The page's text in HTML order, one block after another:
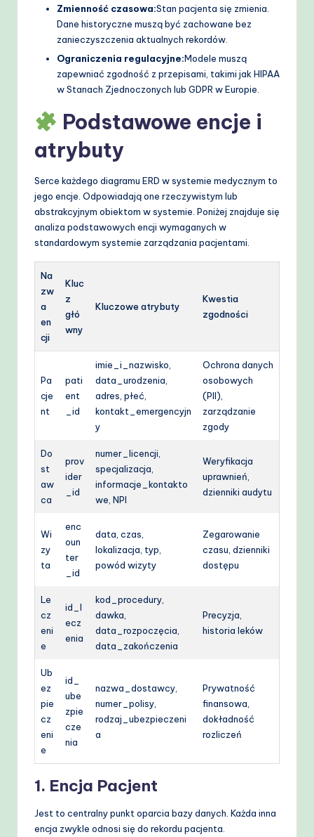
Zmienność czasowa:Stan pacjenta się zmienia.
Dane historyczne muszą być zachowane bez
zanieczyszczenia aktualnych rekordów.
Ograniczenia regulacyjne:Modele muszą
zapewniać zgodność z przepisami, takimi jak HIPAA
w Stanach Zjednoczonych lub GDPR w Europie.
Podstawowe encje i
atrybuty
Serce każdego diagramu ERD w systemie medycznym to
jego encje. Odpowiadają one rzeczywistym lub
abstrakcyjnym obiektom w systemie. Poniżej znajduje się
analiza podstawowych encji wymaganych w
standardowym systemie zarządzania pacjentami.
Na
zw
a
en
cji
Kluc
z
głó
wny
Kluczowe atrybuty
Kwestia
zgodności
Pa
cje
nt
pati
ent
_id
imie_i_nazwisko,
data_urodzenia,
adres, płeć,
kontakt_emergencyjn
y
Ochrona danych
osobowych
(PII),
zarządzanie
zgody
Do
st
aw
ca
prov
ider
_id
numer_licencji,
specjalizacja,
informacje_kontakto
we, NPI
Weryfikacja
uprawnień,
dzienniki audytu
Wi
zy
ta
enc
oun
ter
_id
data, czas,
lokalizacja, typ,
powód wizyty
Zegarowanie
czasu, dzienniki
dostępu
Le
cz
eni
e
id_l
ecz
enia
kod_procedury,
dawka,
data_rozpoczęcia,
data_zakończenia
Precyzja,
historia leków
Ub
ez
pie
cz
eni
e
id_
ube
zpie
cze
nia
nazwa_dostawcy,
numer_polisy,
rodzaj_ubezpieczeni
a
Prywatność
finansowa,
dokładność
rozliczeń
1. Encja Pacjent
Jest to centralny punkt oparcia bazy danych. Każda inna
encja zwykle odnosi się do rekordu pacjenta.